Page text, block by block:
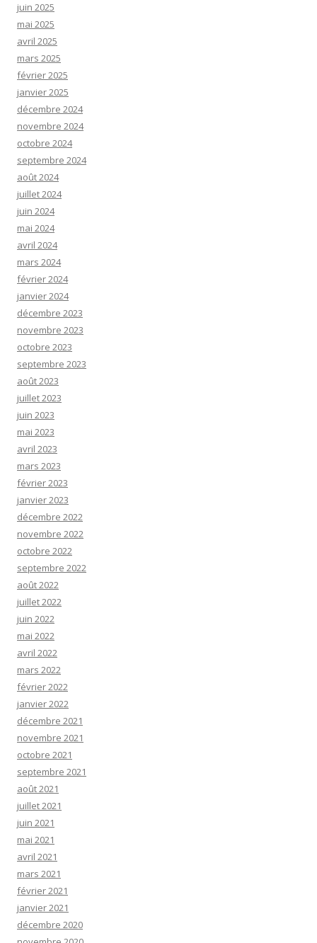
juin 2025
mai 2025
avril 2025
mars 2025
février 2025
janvier 2025
décembre 2024
novembre 2024
octobre 2024
septembre 2024
août 2024
juillet 2024
juin 2024
mai 2024
avril 2024
mars 2024
février 2024
janvier 2024
décembre 2023
novembre 2023
octobre 2023
septembre 2023
août 2023
juillet 2023
juin 2023
mai 2023
avril 2023
mars 2023
février 2023
janvier 2023
décembre 2022
novembre 2022
octobre 2022
septembre 2022
août 2022
juillet 2022
juin 2022
mai 2022
avril 2022
mars 2022
février 2022
janvier 2022
décembre 2021
novembre 2021
octobre 2021
septembre 2021
août 2021
juillet 2021
juin 2021
mai 2021
avril 2021
mars 2021
février 2021
janvier 2021
décembre 2020